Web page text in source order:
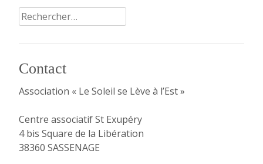
Rechercher :
Contact
Association « Le Soleil se Lève à l’Est »
Centre associatif St Exupéry
4 bis Square de la Libération
38360 SASSENAGE